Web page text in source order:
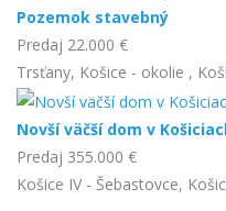
Pozemok stavebný
Predaj 22.000 €
Trsťany, Košice - okolie ,
Novší väčší dom v
Predaj 355.000 €
Košice IV - Šebastovce,